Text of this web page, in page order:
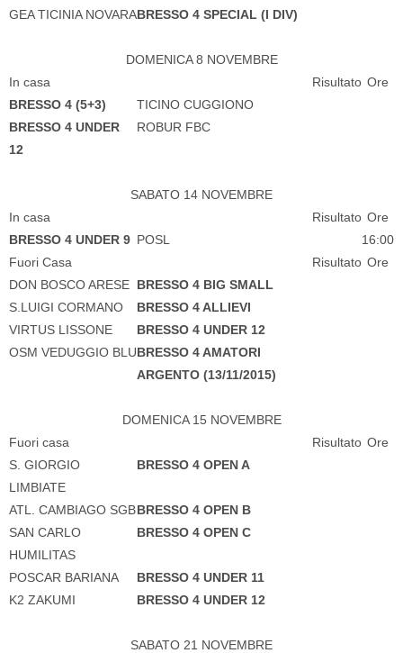
GEA TICINIA NOVARABRESSO 4 SPECIAL (I DIV)
DOMENICA 8 NOVEMBRE
In casa
Risultato Ore
BRESSO 4 (5+3)
TICINO CUGGIONO
BRESSO 4 UNDER
12
ROBUR FBC
SABATO 14 NOVEMBRE
In casa
Risultato Ore
BRESSO 4 UNDER 9 POSL
16:00
Fuori Casa
Risultato Ore
DON BOSCO ARESE BRESSO 4 BIG SMALL
S.LUIGI CORMANO
BRESSO 4 ALLIEVI
VIRTUS LISSONE
BRESSO 4 UNDER 12
OSM VEDUGGIO BLUBRESSO 4 AMATORI
ARGENTO (13/11/2015)
DOMENICA 15 NOVEMBRE
Fuori casa
Risultato Ore
S. GIORGIO
LIMBIATE
BRESSO 4 OPEN A
ATL. CAMBIAGO SGBBRESSO 4 OPEN B
SAN CARLO
HUMILITAS
BRESSO 4 OPEN C
POSCAR BARIANA
BRESSO 4 UNDER 11
K2 ZAKUMI
BRESSO 4 UNDER 12
SABATO 21 NOVEMBRE